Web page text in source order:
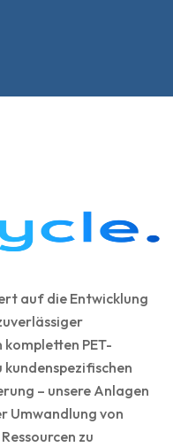
auf die Entwicklung
PET-
kundenspezifischen
– unsere Anlagen
Umwandlung von
zu